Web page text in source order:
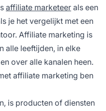
affiliate marketeer als een
je het vergelijkt met een
Affiliate marketing is
alle leeftijden, in elke
over alle kanalen heen.
affiliate marketing ben
is producten of diensten